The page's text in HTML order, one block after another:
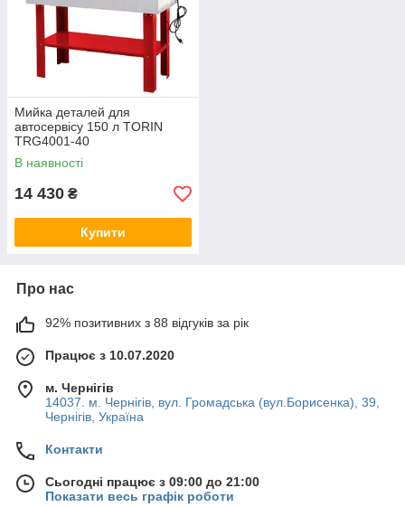
Мийка деталей для
автосервісу 150 л TORIN
TRG4001-40
В наявності
14 430 ₴
Купити
Про нас
92% позитивних з 88 відгуків за рік
Працює з 10.07.2020
м. Чернігів
14037. м. Чернігів, вул. Громадська (вул.Борисенка), 39,
Чернігів, Україна
Контакти
Сьогодні працює з 09:00 до 21:00
Показати весь графік роботи